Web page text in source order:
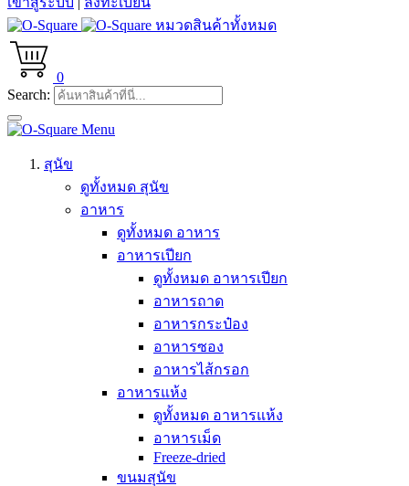
หมวดสินค้าทั้งหมด
0
Search:
Menu
สุนัข
ดูทั้งหมด สุนัข
อาหาร
ดูทั้งหมด อาหาร
อาหารเปียก
ดูทั้งหมด อาหารเปียก
อาหารถาด
อาหารกระป๋อง
อาหารซอง
อาหารไส้กรอก
อาหารแห้ง
ดูทั้งหมด อาหารแห้ง
อาหารเม็ด
Freeze-dried
ขนมสุนัข